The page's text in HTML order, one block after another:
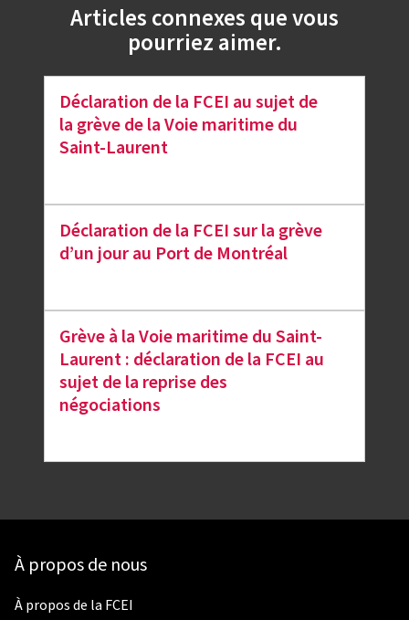
Articles connexes que vous
pourriez aimer.
Déclaration de la FCEI au sujet de
la grève de la Voie maritime du
Saint-Laurent
Déclaration de la FCEI sur la grève
d’un jour au Port de Montréal
Grève à la Voie maritime du Saint-
Laurent : déclaration de la FCEI au
sujet de la reprise des
négociations
À propos de nous
À propos de la FCEI